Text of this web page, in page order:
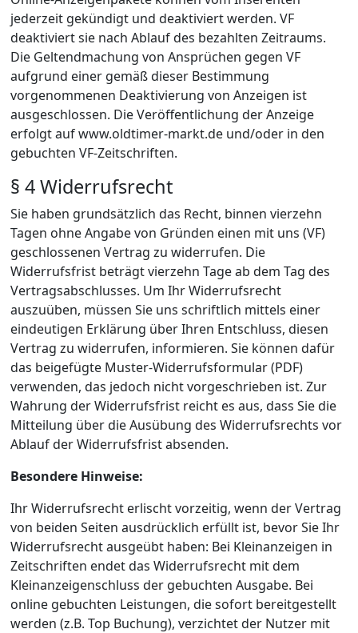
jederzeit gekündigt und deaktiviert werden. VF
deaktiviert sie nach Ablauf des bezahlten Zeitraums.
Die Geltendmachung von Ansprüchen gegen VF
aufgrund einer gemäß dieser Bestimmung
vorgenommenen Deaktivierung von Anzeigen ist
ausgeschlossen. Die Veröffentlichung der Anzeige
erfolgt auf www.oldtimer-markt.de und/oder in den
gebuchten VF-Zeitschriften.
§ 4 Widerrufsrecht
Sie haben grundsätzlich das Recht, binnen vierzehn
Tagen ohne Angabe von Gründen einen mit uns (VF)
geschlossenen Vertrag zu widerrufen. Die
Widerrufsfrist beträgt vierzehn Tage ab dem Tag des
Vertragsabschlusses. Um Ihr Widerrufsrecht
auszuüben, müssen Sie uns schriftlich mittels einer
eindeutigen Erklärung über Ihren Entschluss, diesen
Vertrag zu widerrufen, informieren. Sie können dafür
das beigefügte Muster-Widerrufsformular (PDF)
verwenden, das jedoch nicht vorgeschrieben ist. Zur
Wahrung der Widerrufsfrist reicht es aus, dass Sie die
Mitteilung über die Ausübung des Widerrufsrechts vor
Ablauf der Widerrufsfrist absenden.
Besondere Hinweise:
Ihr Widerrufsrecht erlischt vorzeitig, wenn der Vertrag
von beiden Seiten ausdrücklich erfüllt ist, bevor Sie Ihr
Widerrufsrecht ausgeübt haben: Bei Kleinanzeigen in
Zeitschriften endet das Widerrufsrecht mit dem
Kleinanzeigenschluss der gebuchten Ausgabe. Bei
online gebuchten Leistungen, die sofort bereitgestellt
werden (z.B. Top Buchung), verzichtet der Nutzer mit